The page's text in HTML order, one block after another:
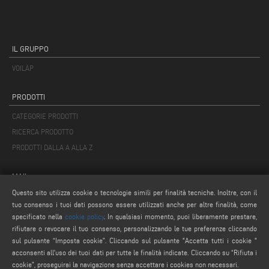
IL GRUPPO
VOILÀP
PRODOTTI
CATEGORIE PRODOTTI
RICERCA PRODOTTO
PRODOTTI DALLA A ALLA Z
MAIL
info@keraglass.com
webmaster@emmegi.com
SEGUICI
Questo sito utilizza cookie o tecnologie simili per finalità tecniche. Inoltre, con il
tuo consenso i tuoi dati possono essere utilizzati anche per altre finalità, come
specificato nella cookie policy. In qualsiasi momento, puoi liberamente prestare,
rifiutare o revocare il tuo consenso, personalizzando le tue preferenze cliccando
sul pulsante “Imposta cookie”. Cliccando sul pulsante "Accetta tutti i cookie "
acconsenti all'uso dei tuoi dati per tutte le finalità indicate. Cliccando su “Rifiuta i
cookie”, proseguirai la navigazione senza accettare i cookies non necessari.